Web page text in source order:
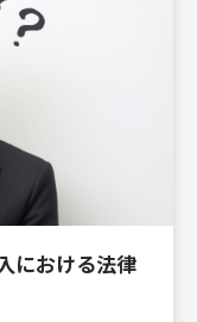
における法律